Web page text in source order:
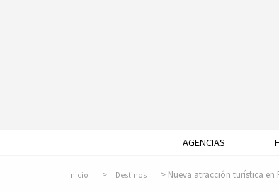
AGENCIAS
Inicio Destinos Nueva atracción turística en